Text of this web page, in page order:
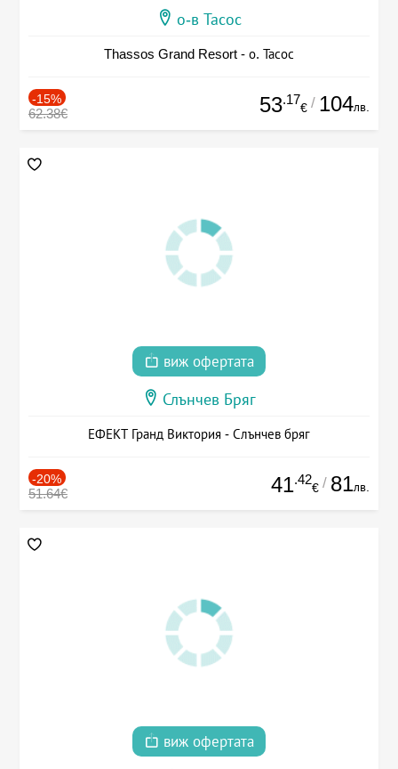
о-в Тасос
Thassos Grand Resort - о. Тасос
-15%
62.38€ 53.17
€ / 104лв.
виж офертата
Слънчев Бряг
ЕФЕКТ Гранд Виктория - Слънчев бряг
-20%
51.64€ 41.42
€ / 81лв.
виж офертата